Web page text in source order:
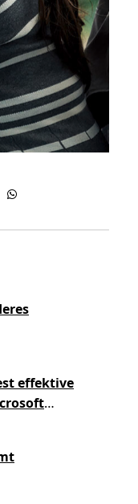
effektive